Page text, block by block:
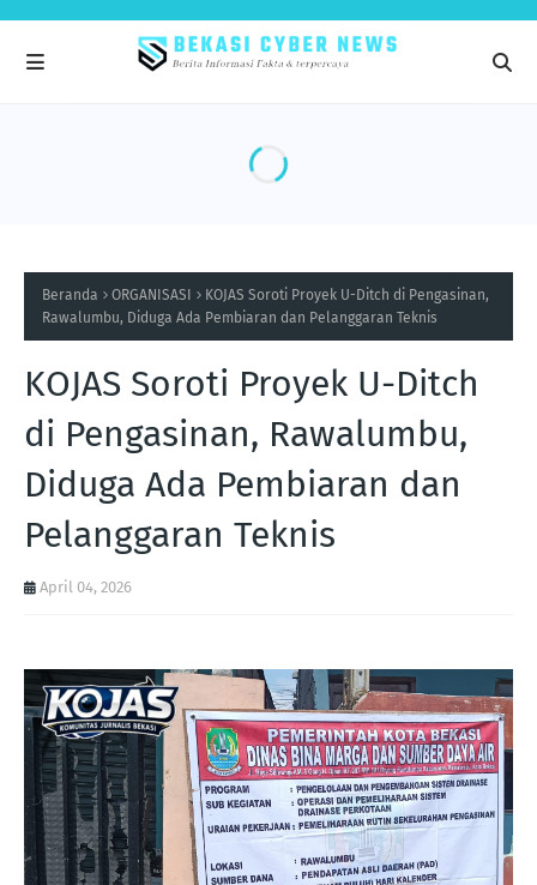
Beranda ORGANISASI
KOJAS Soroti Proyek U-Ditch di Pengasinan,
Rawalumbu, Diduga Ada Pembiaran dan Pelanggaran Teknis
KOJAS Soroti Proyek U-Ditch
di Pengasinan, Rawalumbu,
Diduga Ada Pembiaran dan
Pelanggaran Teknis
April 04, 2026